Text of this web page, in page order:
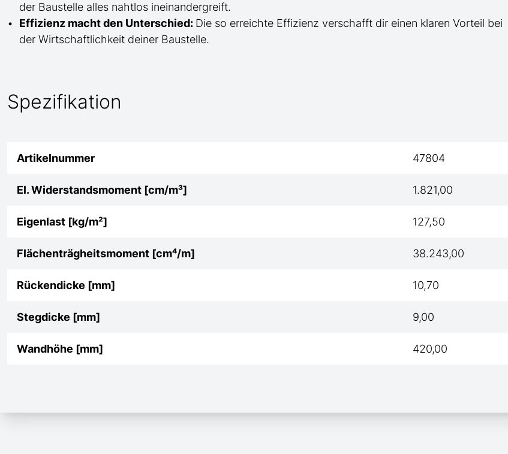
der Baustelle alles nahtlos ineinandergreift.
Effizienz macht den Unterschied: Die so erreichte Effizienz verschafft dir einen klaren Vorteil bei
der Wirtschaftlichkeit deiner Baustelle.
Spezifikation
Artikelnummer 47804
El. Widerstandsmoment [cm/m³] 1.821,00
Eigenlast [kg/m²] 127,50
Flächenträgheitsmoment [cm⁴/m] 38.243,00
Rückendicke [mm] 10,70
Stegdicke [mm] 9,00
Wandhöhe [mm] 420,00